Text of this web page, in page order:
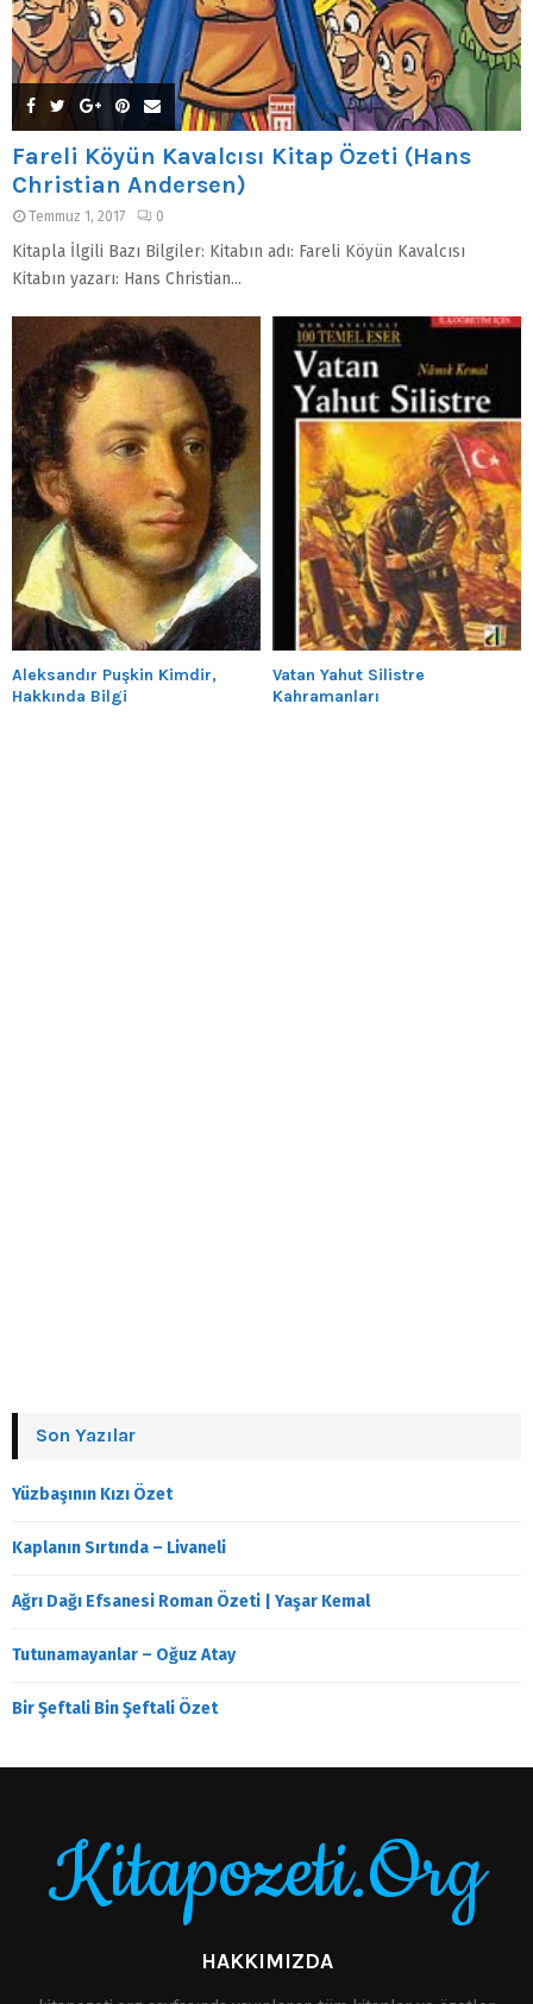
Fareli Köyün Kavalcısı Kitap Özeti (Hans
Christian Andersen)
Temmuz 1, 2017 0
Kitapla İlgili Bazı Bilgiler: Kitabın adı: Fareli Köyün Kavalcısı
Kitabın yazarı: Hans Christian...
Aleksandır Puşkin Kimdir,
Hakkında Bilgi
Vatan Yahut Silistre
Kahramanları
Son Yazılar
Yüzbaşının Kızı Özet
Kaplanın Sırtında – Livaneli
Ağrı Dağı Efsanesi Roman Özeti | Yaşar Kemal
Tutunamayanlar – Oğuz Atay
Bir Şeftali Bin Şeftali Özet
Kitapozeti.Org
HAKKIMIZDA